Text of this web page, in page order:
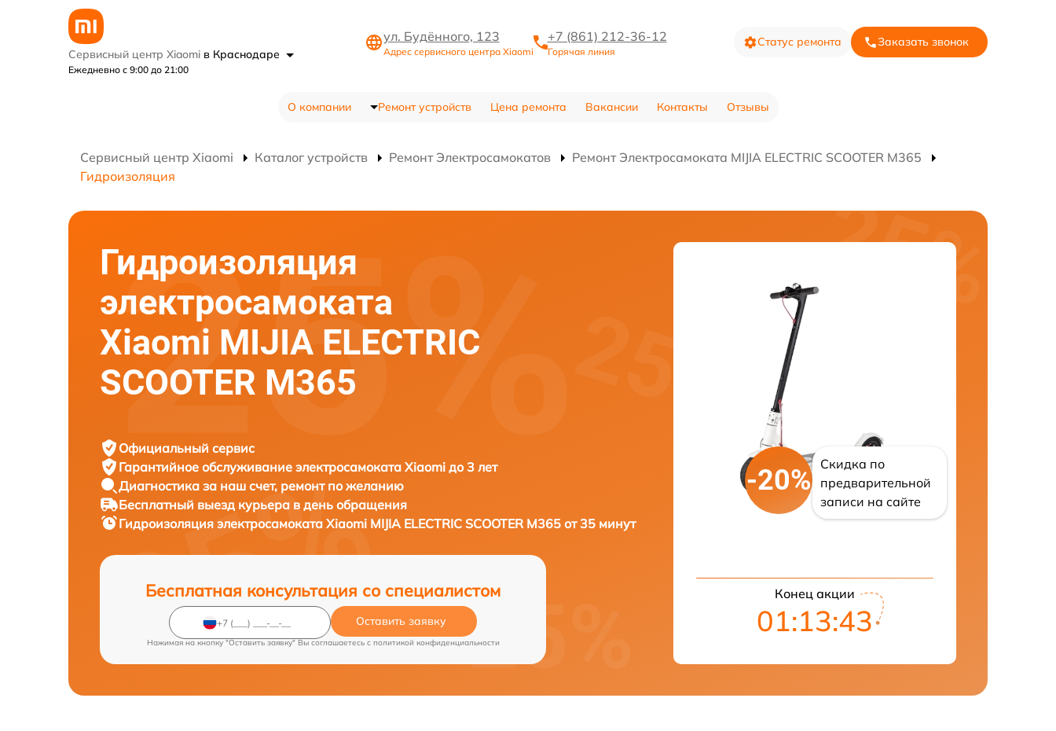
Сервисный центр Xiaomi в Краснодаре
Ежедневно с 9:00 до 21:00
ул. Будённого, 123
Адрес сервисного центра Xiaomi
+7 (861) 212-36-12
Горячая линия
Статус ремонта Заказать звонок
О компании Ремонт устройств Цена ремонта Вакансии Контакты Отзывы
Сервисный центр Xiaomi Каталог устройств Ремонт Электросамокатов
Ремонт Электросамоката MIJIA ELECTRIC SCOOTER M365
Гидроизоляция
Гидроизоляция
электросамоката
Xiaomi MIJIA ELECTRIC
SCOOTER M365
Официальный сервис
Гарантийное обслуживание электросамоката Xiaomi до 3 лет
Диагностика за наш счет, ремонт по желанию
Бесплатный выезд курьера в день обращения
Гидроизоляция электросамоката Xiaomi MIJIA ELECTRIC SCOOTER M365 от 35 минут
Бесплатная консультация со специалистом
Оставить заявку
Нажимая на кнопку "Оставить заявку" Вы соглашаетесь c политикой конфиденциальности
-20%
Скидка по
предварительной
записи на сайте
Конец акции
01:13:42